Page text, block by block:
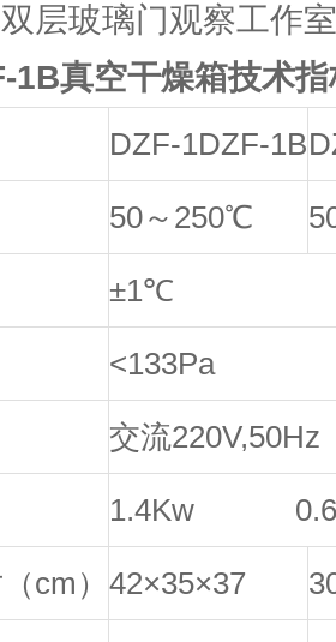
层玻璃门观察工作
1B真空干燥箱技术
DZF-1DZF-1B
50～250℃
±1℃
<133Pa
交流220V,50Hz
1.4Kw
cm） 42×35×37